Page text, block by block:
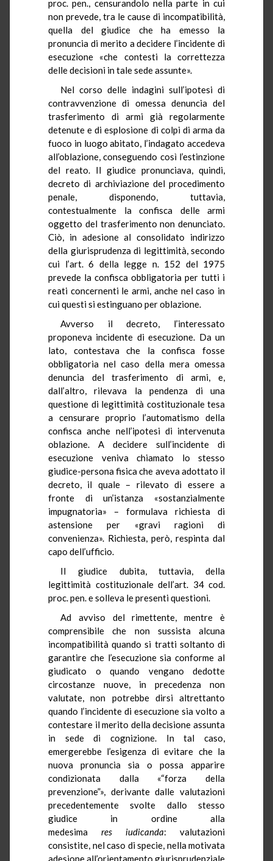
proc. pen., censurandolo nella parte in cui
non prevede, tra le cause di incompatibilità,
quella del giudice che ha emesso la
pronuncia di merito a decidere l’incidente di
esecuzione «che contesti la correttezza
delle decisioni in tale sede assunte».
Nel corso delle indagini sull’ipotesi di
contravvenzione di omessa denuncia del
trasferimento di armi già regolarmente
detenute e di esplosione di colpi di arma da
fuoco in luogo abitato, l’indagato accedeva
all’oblazione, conseguendo così l’estinzione
del reato. Il giudice pronunciava, quindi,
decreto di archiviazione del procedimento
penale, disponendo, tuttavia,
contestualmente la confisca delle armi
oggetto del trasferimento non denunciato.
Ciò, in adesione al consolidato indirizzo
della giurisprudenza di legittimità, secondo
cui l’art. 6 della legge n. 152 del 1975
prevede la confisca obbligatoria per tutti i
reati concernenti le armi, anche nel caso in
cui questi si estinguano per oblazione.
Avverso il decreto, l’interessato
proponeva incidente di esecuzione. Da un
lato, contestava che la confisca fosse
obbligatoria nel caso della mera omessa
denuncia del trasferimento di armi, e,
dall’altro, rilevava la pendenza di una
questione di legittimità costituzionale tesa
a censurare proprio l’automatismo della
confisca anche nell’ipotesi di intervenuta
oblazione. A decidere sull’incidente di
esecuzione veniva chiamato lo stesso
giudice-persona fisica che aveva adottato il
decreto, il quale – rilevato di essere a
fronte di un’istanza «sostanzialmente
impugnatoria» – formulava richiesta di
astensione per «gravi ragioni di
convenienza». Richiesta, però, respinta dal
capo dell’ufficio.
Il giudice dubita, tuttavia, della
legittimità costituzionale dell’art. 34 cod.
proc. pen. e solleva le presenti questioni.
Ad avviso del rimettente, mentre è
comprensibile che non sussista alcuna
incompatibilità quando si tratti soltanto di
garantire che l’esecuzione sia conforme al
giudicato o quando vengano dedotte
circostanze nuove, in precedenza non
valutate, non potrebbe dirsi altrettanto
quando l’incidente di esecuzione sia volto a
contestare il merito della decisione assunta
in sede di cognizione. In tal caso,
emergerebbe l’esigenza di evitare che la
nuova pronuncia sia o possa apparire
condizionata dalla «“forza della
prevenzione”», derivante dalle valutazioni
precedentemente svolte dallo stesso
giudice in ordine alla
medesima res iudicanda: valutazioni
consistite, nel caso di specie, nella motivata
adesione all’orientamento giurisprudenziale